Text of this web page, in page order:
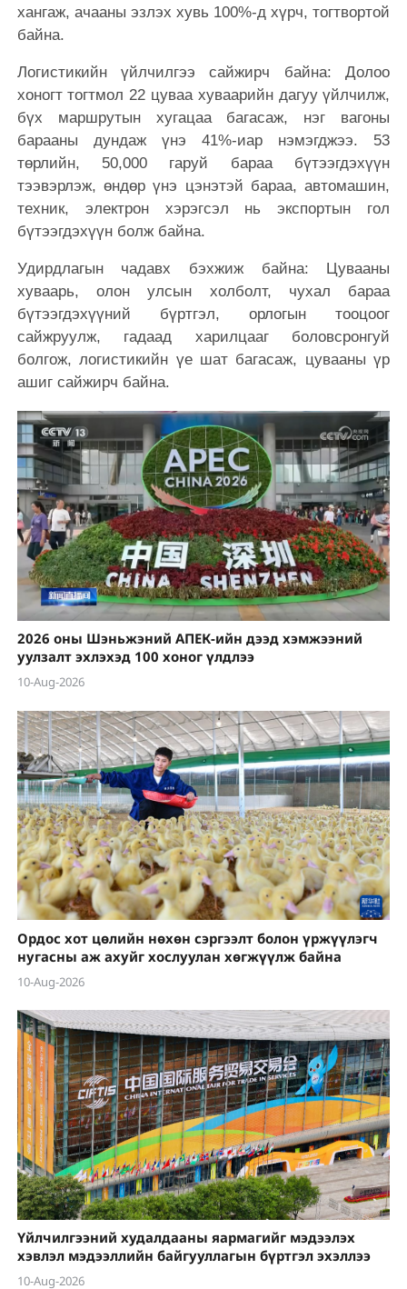
хангаж, ачааны эзлэх хувь 100%-д хүрч, тогтвортой
байна.
Логистикийн үйлчилгээ сайжирч байна: Долоо
хоногт тогтмол 22 цуваа хуваарийн дагуу үйлчилж,
бүх маршрутын хугацаа багасаж, нэг вагоны
барааны дундаж үнэ 41%-иар нэмэгджээ. 53
төрлийн, 50,000 гаруй бараа бүтээгдэхүүн
тээвэрлэж, өндөр үнэ цэнэтэй бараа, автомашин,
техник, электрон хэрэгсэл нь экспортын гол
бүтээгдэхүүн болж байна.
Удирдлагын чадавх бэхжиж байна: Цувааны
хуваарь, олон улсын холболт, чухал бараа
бүтээгдэхүүний бүртгэл, орлогын тооцоог
сайжруулж, гадаад харилцааг боловсронгуй
болгож, логистикийн үе шат багасаж, цувааны үр
ашиг сайжирч байна.
2026 оны Шэньжэний АПЕК-ийн дээд хэмжээний
уулзалт эхлэхэд 100 хоног үлдлээ
10-Aug-2026
Ордос хот цөлийн нөхөн сэргээлт болон үржүүлэгч
нугасны аж ахуйг хослуулан хөгжүүлж байна
10-Aug-2026
Үйлчилгээний худалдааны яармагийг мэдээлэх
хэвлэл мэдээллийн байгууллагын бүртгэл эхэллээ
10-Aug-2026